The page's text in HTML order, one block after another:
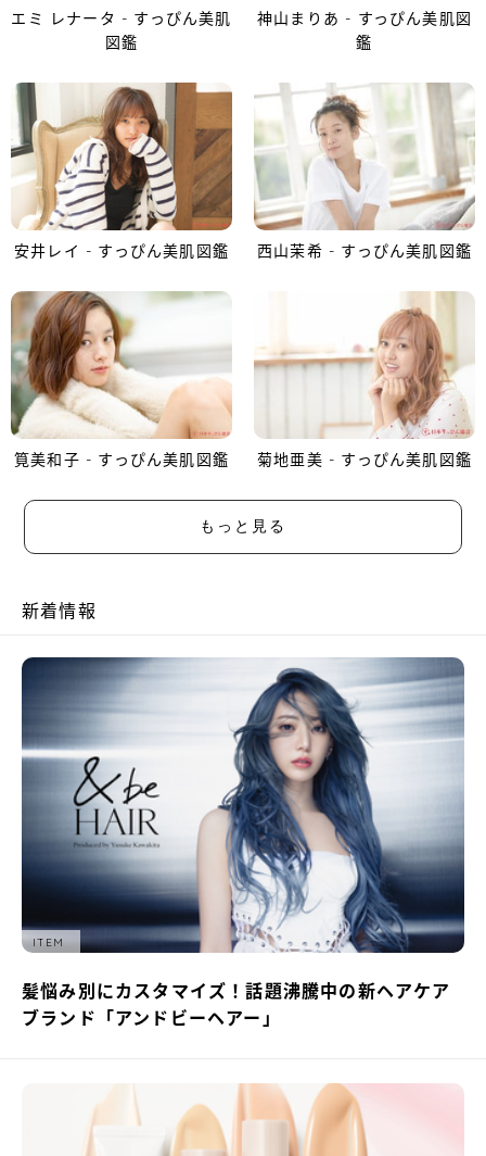
エミ レナータ - すっぴん美肌
図鑑
神山まりあ - すっぴん美肌図
鑑
安井レイ - すっぴん美肌図鑑 西山茉希 - すっぴん美肌図鑑
筧美和子 - すっぴん美肌図鑑 菊地亜美 - すっぴん美肌図鑑
もっと見る
新着情報
ITEM
髪悩み別にカスタマイズ！話題沸騰中の新ヘアケア
ブランド「アンドビーヘアー」